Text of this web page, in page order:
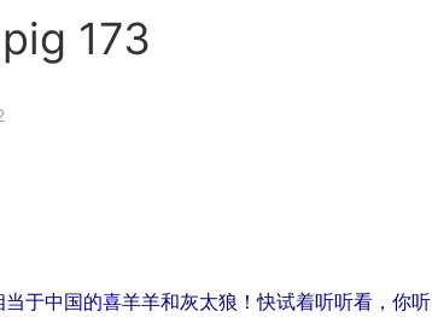
173
于中国的喜羊羊和灰太狼！快试着听听看，你听